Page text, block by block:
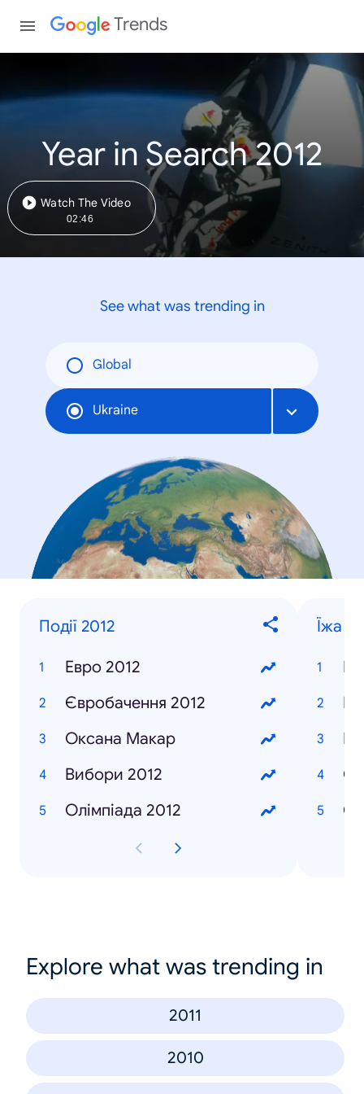
Trends
Year in Search 2012
Watch The Video
02:46
See what was trending in
Global
Ukraine
Події 2012
Евро 2012
Євробачення 2012
Оксана Макар
Вибори 2012
Олімпіада 2012
Їжа
Explore what was trending in
2011
2010